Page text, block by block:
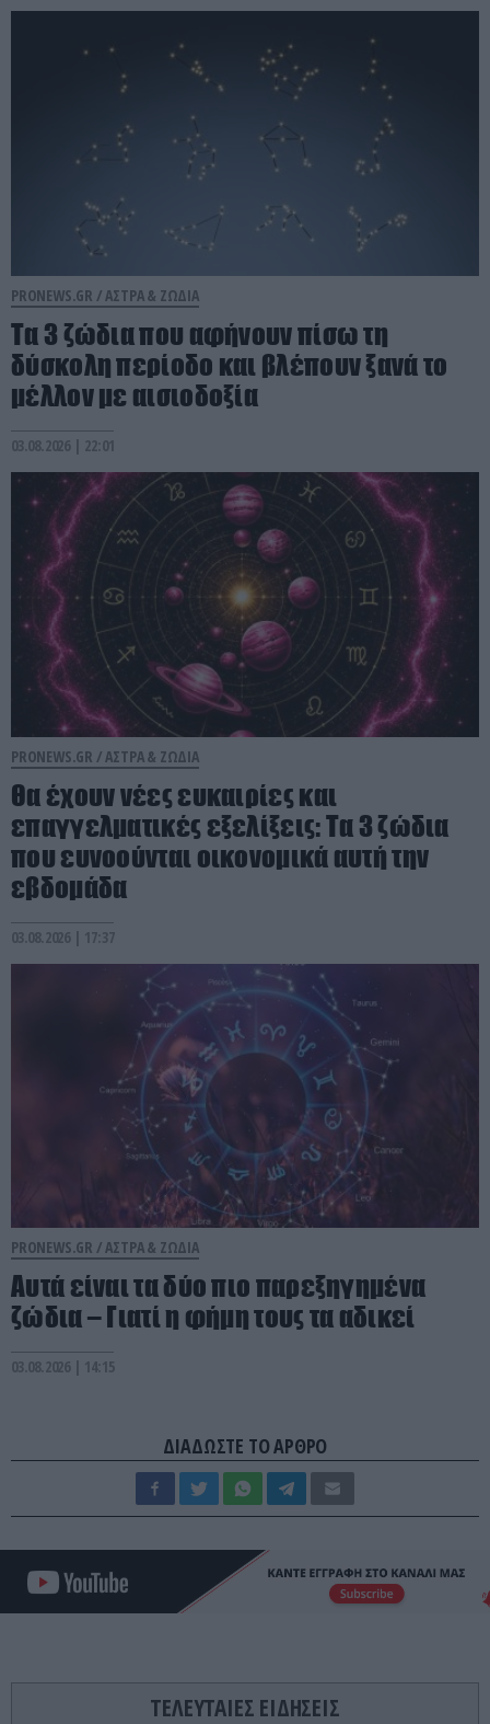
PRONEWS.GR / ΑΣΤΡΑ & ΖΩΔΙΑ
Τα 3 ζώδια που αφήνουν πίσω τη
δύσκολη περίοδο και βλέπουν ξανά το
μέλλον με αισιοδοξία
03.08.2026 | 22:01
PRONEWS.GR / ΑΣΤΡΑ & ΖΩΔΙΑ
Θα έχουν νέες ευκαιρίες και
επαγγελματικές εξελίξεις: Τα 3 ζώδια
που ευνοούνται οικονομικά αυτή την
εβδομάδα
03.08.2026 | 17:37
PRONEWS.GR /ΑΣΤΡΑ & ΖΩΔΙΑ
Αυτά είναι τα δύο πιο παρεξηγημένα
ζώδια – Γιατί η φήμη τους τα αδικεί
03.08.2026 | 14:15
ΔΙΑΔΩΣΤΕ ΤΟ ΑΡΘΡΟ
ΤΕΛΕΥΤΑΙΕΣ ΕΙΔΗΣΕΙΣ